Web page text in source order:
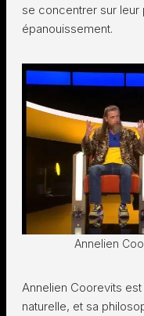
se concentrer sur
épanouissement.
Annelien
Annelien Coorevits
naturelle, et sa